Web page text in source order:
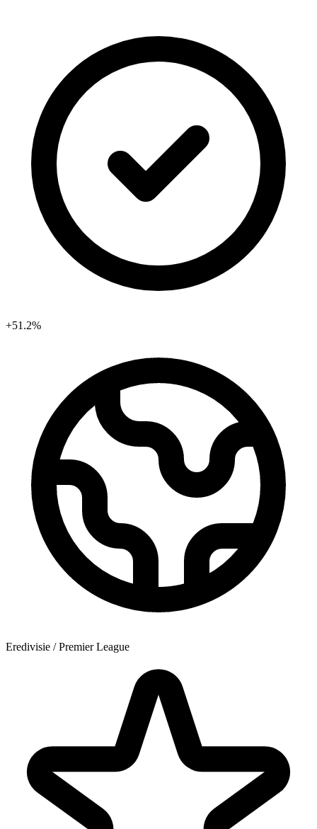
+51.2%
Eredivisie / Premier League